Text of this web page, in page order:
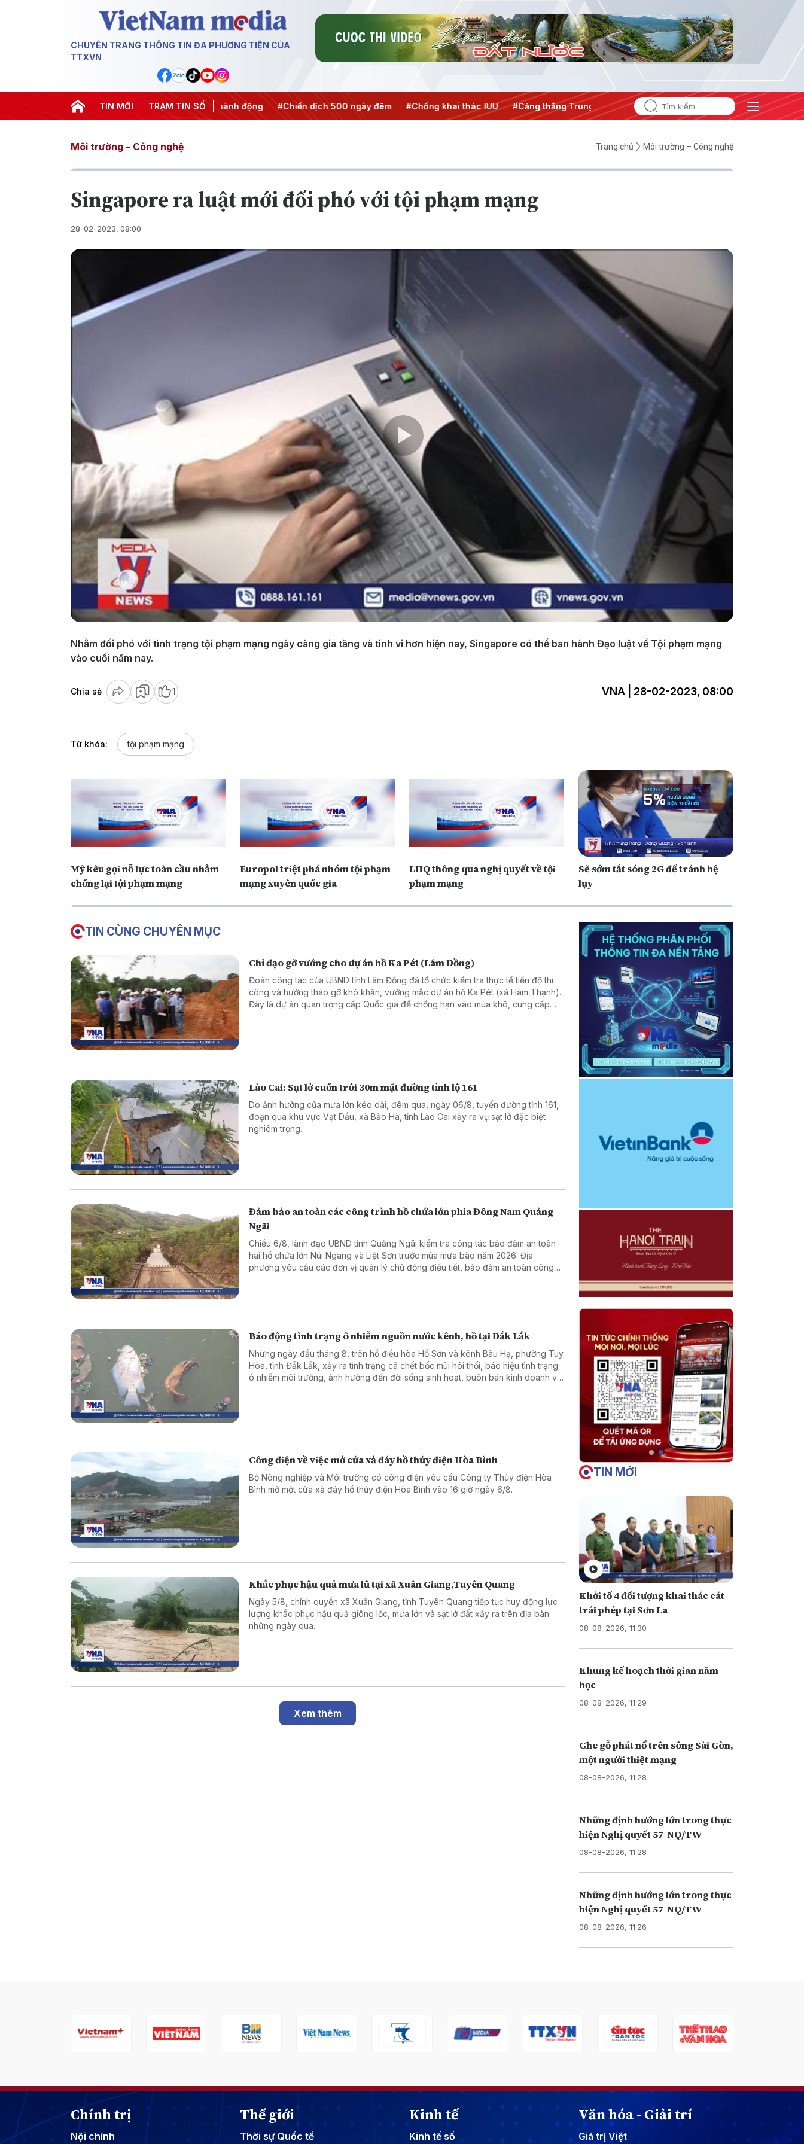
CHUYÊN TRANG THÔNG TIN ĐA PHƯƠNG TIỆN CỦA
TTXVN
TIN MỚI TRẠM TIN SỐ
#Đưa Nghị quyết thành hành động #Chiến dịch 500 ngày đêm #Chống khai thác IUU #Căng thẳng Trung Đông #An ninh năng lượng #Bảo vệ nền tảng tư tưởng
Môi trường – Công nghệ Trang chủ Môi trường – Công nghệ
Singapore ra luật mới đối phó với tội phạm mạng
28-02-2023, 08:00
Play
Video
Nhằm đối phó với tình trạng tội phạm mạng ngày càng gia tăng và tinh vi hơn hiện nay, Singapore có thể ban hành Đạo luật về Tội phạm mạng
vào cuối năm nay.
Chia sẻ 1 VNA | 28-02-2023, 08:00
Từ khóa: tội phạm mạng
Mỹ kêu gọi nỗ lực toàn cầu nhằm
chống lại tội phạm mạng
Europol triệt phá nhóm tội phạm
mạng xuyên quốc gia
LHQ thông qua nghị quyết về tội
phạm mạng
Sẽ sớm tắt sóng 2G để tránh hệ
lụy
TIN CÙNG CHUYÊN MỤC
Chỉ đạo gỡ vướng cho dự án hồ Ka Pét (Lâm Đồng)
Đoàn công tác của UBND tỉnh Lâm Đồng đã tổ chức kiểm tra thực tế tiến độ thi
công và hướng tháo gỡ khó khăn, vướng mắc dự án hồ Ka Pét (xã Hàm Thạnh).
Đây là dự án quan trọng cấp Quốc gia để chống hạn vào mùa khô, cung cấp
Lào Cai: Sạt lở cuốn trôi 30m mặt đường tỉnh lộ 161
Do ảnh hưởng của mưa lớn kéo dài, đêm qua, ngày 06/8, tuyến đường tỉnh 161,
đoạn qua khu vực Vạt Dầu, xã Bảo Hà, tỉnh Lào Cai xảy ra vụ sạt lở đặc biệt
nghiêm trọng.
Đảm bảo an toàn các công trình hồ chứa lớn phía Đông Nam Quảng
Ngãi
Chiều 6/8, lãnh đạo UBND tỉnh Quảng Ngãi kiểm tra công tác bảo đảm an toàn
hai hồ chứa lớn Núi Ngang và Liệt Sơn trước mùa mưa bão năm 2026. Địa
phương yêu cầu các đơn vị quản lý chủ động điều tiết, bảo đảm an toàn công
Báo động tình trạng ô nhiễm nguồn nước kênh, hồ tại Đắk Lắk
Những ngày đầu tháng 8, trên hồ điều hòa Hồ Sơn và kênh Bàu Hạ, phường Tuy
Hòa, tỉnh Đắk Lắk, xảy ra tình trạng cá chết bốc mùi hôi thối, báo hiệu tình trạng
ô nhiễm môi trường, ảnh hưởng đến đời sống sinh hoạt, buôn bán kinh doanh và
Công điện về việc mở cửa xả đáy hồ thủy điện Hòa Bình
Bộ Nông nghiệp và Môi trường có công điện yêu cầu Công ty Thủy điện Hòa
Bình mở một cửa xả đáy hồ thủy điện Hòa Bình vào 16 giờ ngày 6/8.
Khắc phục hậu quả mưa lũ tại xã Xuân Giang,Tuyên Quang
Ngày 5/8, chính quyền xã Xuân Giang, tỉnh Tuyên Quang tiếp tục huy động lực
lượng khắc phục hậu quả giông lốc, mưa lớn và sạt lở đất xảy ra trên địa bàn
những ngày qua.
Xem thêm
TIN MỚI
Khởi tố 4 đối tượng khai thác cát
trái phép tại Sơn La
08-08-2026, 11:30
Khung kế hoạch thời gian năm
học
08-08-2026, 11:29
Ghe gỗ phát nổ trên sông Sài Gòn,
một người thiệt mạng
08-08-2026, 11:28
Những định hướng lớn trong thực
hiện Nghị quyết 57-NQ/TW
08-08-2026, 11:28
Những định hướng lớn trong thực
hiện Nghị quyết 57-NQ/TW
08-08-2026, 11:26
Chính trị
Nội chính
Thế giới
Thời sự Quốc tế
Kinh tế
Kinh tế số
Văn hóa - Giải trí
Giá trị Việt